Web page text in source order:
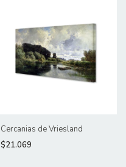
Cercanias de Vriesland
$21.069